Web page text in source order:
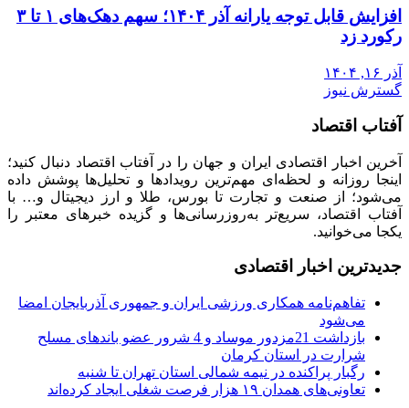
افزایش قابل توجه یارانه آذر ۱۴۰۴؛ سهم دهک‌های ۱ تا ۳
رکورد زد
آذر ۱۶, ۱۴۰۴
گسترش نیوز
آفتاب اقتصاد
آخرین اخبار اقتصادی ایران و جهان را در آفتاب اقتصاد دنبال کنید؛
اینجا روزانه و لحظه‌ای مهم‌ترین رویدادها و تحلیل‌ها پوشش داده
می‌شود؛ از صنعت و تجارت تا بورس، طلا و ارز دیجیتال و… با
آفتاب اقتصاد، سریع‌تر به‌روزرسانی‌ها و گزیده خبرهای معتبر را
یکجا می‌خوانید.
جدیدترین اخبار اقتصادی
تفاهم‌نامه همکاری ورزشی ایران و جمهوری آذربایجان امضا
می‌شود
بازداشت 21مزدور موساد و 4 شرور عضو باندهای مسلح
شرارت در استان کرمان
رگبار پراکنده در نیمه شمالی استان تهران تا شنبه
تعاونی‌های همدان ۱۹ هزار فرصت شغلی ایجاد کرده‌اند